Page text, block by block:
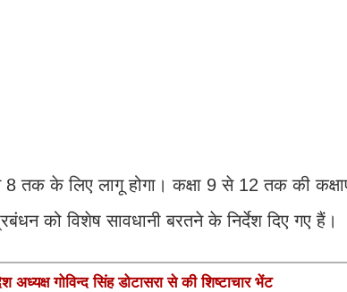
तक के लिए लागू होगा। कक्षा 9 से 12 तक की
को विशेष सावधानी बरतने के निर्देश दिए गए हैं।
गोविन्द सिंह डोटासरा से की शिष्टाचार भेंट